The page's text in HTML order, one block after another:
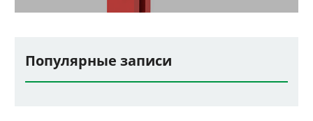
Популярные записи